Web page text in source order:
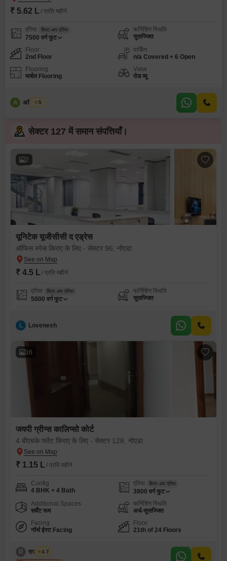
₹ 5.62 L / प्रति महीने
एरिया बिल्ट-अप एरिया
7500 वर्ग फुट
फर्निशिंग स्थिति
सुसज्जित
Floor
2nd Floor
पार्किंग
n/a Covered + 6 Open
Flooring
मार्बल Flooring
View
रोड व्यू
A अमित सिंघ
5
सेक्टर 127 में समान संपत्तियाँ।
2
यूनिटेक यूजीसीसी द एड्रेस
ऑफिस स्पेस किराए के लिए - सेक्टर 96, नोएडा
₹ 4.5 L / प्रति महीने
एरिया बिल्ट-अप एरिया
5000 वर्ग फुट
फर्निशिंग स्थिति
सुसज्जित
L Lovenesh
16
जयपी ग्रीन्स कालिप्सो कोर्ट
4 बीएचके फ्लैट किराए के लिए - सेक्टर 128, नोएडा
₹ 1.15 L / प्रति महीने
Config
4 BHK + 4 Bath
एरिया बिल्ट-अप एरिया
3800 वर्ग फुट
Additional Spaces
सर्वेंट रूम
फर्निशिंग स्थिति
अर्ध-सुसज्जित
Facing
नॉर्थ ईस्ट Facing
Floor
21th of 24 Floors
R राजा त्यागी
4.7